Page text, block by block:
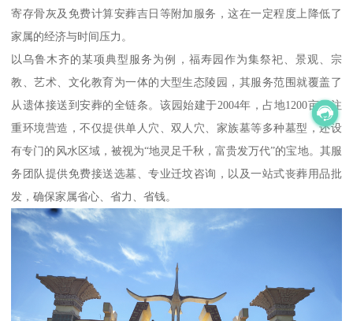
寄存骨灰及免费计算安葬吉日等附加服务，这在一定程度上降低了
家属的经济与时间压力。
以乌鲁木齐的某项典型服务为例，福寿园作为集祭祀、景观、宗
教、艺术、文化教育为一体的大型生态陵园，其服务范围就覆盖了
从遗体接送到安葬的全链条。该园始建于2004年，占地1200亩，注
重环境营造，不仅提供单人穴、双人穴、家族墓等多种墓型，还设
有专门的风水区域，被视为“地灵足千秋，富贵发万代”的宝地。其服
务团队提供免费接送选墓、专业迁坟咨询，以及一站式丧葬用品批
发，确保家属省心、省力、省钱。